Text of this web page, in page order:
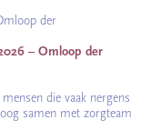
der
– Omloop der
die vaak nergens
samen met zorgteam